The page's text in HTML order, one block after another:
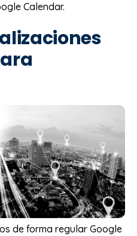
Calendar.
de forma regular Google